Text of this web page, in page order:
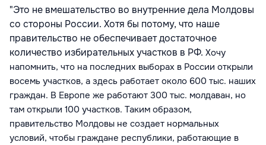
"Это не вмешательство во внутренние дела Молдовы
со стороны России. Хотя бы потому, что наше
правительство не обеспечивает достаточное
количество избирательных участков в РФ. Хочу
напомнить, что на последних выборах в России открыли
восемь участков, а здесь работает около 600 тыс. наших
граждан. В Европе же работают 300 тыс. молдаван, но
там открыли 100 участков. Таким образом,
правительство Молдовы не создает нормальных
условий, чтобы граждане республики, работающие в